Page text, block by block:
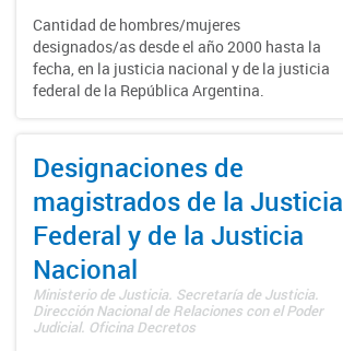
Cantidad de hombres/mujeres
designados/as desde el año 2000 hasta la
fecha, en la justicia nacional y de la justicia
federal de la República Argentina.
Designaciones de
magistrados de la Justicia
Federal y de la Justicia
Nacional
Ministerio de Justicia. Secretaría de Justicia.
Dirección Nacional de Relaciones con el Poder
Judicial. Oficina Decretos